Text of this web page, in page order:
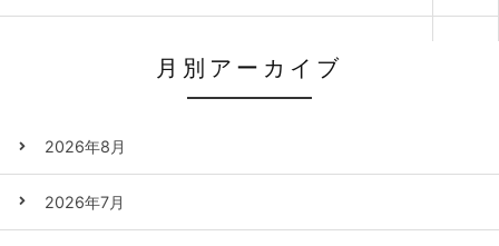
月別アーカイブ
2026年8月
2026年7月